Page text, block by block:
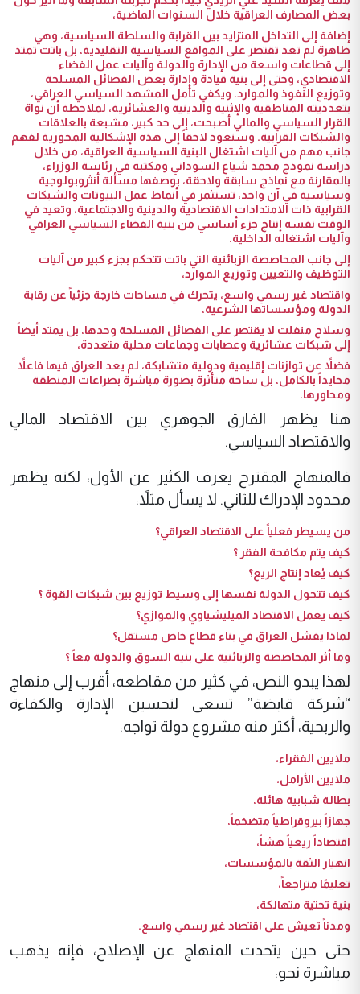
بعض المصارف العراقية خلال السنوات الماضية،
إضافة إلى التداخل المتزايد بين القرابة والسلطة السياسية، وهي
ظاهرة لم تعد تقتصر على المواقع السياسية التقليدية، بل باتت تمتد
إلى قطاعات واسعة من الإدارة والدولة وآليات عمل الفضاء
الاقتصادي، وحتى إلى بنية قيادة وإدارة بعض الفصائل المسلحة
وتوزيع النفوذ والموارد. ويكفي تأمل المشهد السياسي العراقي،
بتعدديته المناطقية والإثنية والدينية والعشائرية، لملاحظة أن نواة
القرار السياسي والمالي أصبحت، إلى حد كبير، مشبعة بالعلاقات
والشبكات القرابية. وسنعود لاحقاً إلى هذه الإشكالية المحورية لفهم
جانب مهم من آليات اشتغال البنية السياسية العراقية، من خلال
دراسة نموذج محمد شياع السوداني ومكتبه في رئاسة الوزراء،
بالمقارنة مع نماذج سابقة ولاحقة، بوصفها مسألة أنثروبولوجية
وسياسية في آن واحد، تستثمر في أنماط عمل البيوتات والشبكات
القرابية ذات الامتدادات الاقتصادية والدينية والاجتماعية، وتعيد في
الوقت نفسه إنتاج جزء أساسي من بنية الفضاء السياسي العراقي
وآليات اشتغاله الداخلية.
إلى جانب المحاصصة الزبائنية التي باتت تتحكم بجزء كبير من آليات
التوظيف والتعيين وتوزيع الموارد،
واقتصاد غير رسمي واسع، يتحرك في مساحات خارجة جزئياً عن رقابة
الدولة ومؤسساتها الشرعية،
وسلاح منفلت لا يقتصر على الفصائل المسلحة وحدها، بل يمتد أيضاً
إلى شبكات عشائرية وعصابات وجماعات محلية متعددة،
فضلاً عن توازنات إقليمية ودولية متشابكة، لم يعد العراق فيها فاعلاً
محايداً بالكامل، بل ساحة متأثرة بصورة مباشرة بصراعات المنطقة
ومحاورها.
هنا يظهر الفارق الجوهري بين الاقتصاد المالي
والاقتصاد السياسي.
فالمنهاج المقترح يعرف الكثير عن الأول، لكنه يظهر
محدود الإدراك للثاني. لا يسأل مثلاً:
من يسيطر فعلياً على الاقتصاد العراقي؟
كيف يتم مكافحة الفقر ؟
كيف يُعاد إنتاج الريع؟
كيف تتحول الدولة نفسها إلى وسيط توزيع بين شبكات القوة ؟
كيف يعمل الاقتصاد الميليشياوي والموازي؟
لماذا يفشل العراق في بناء قطاع خاص مستقل؟
وما أثر المحاصصة والزبائنية على بنية السوق والدولة معاً ؟
لهذا يبدو النص، في كثير من مقاطعه، أقرب إلى منهاج
“شركة قابضة” تسعى لتحسين الإدارة والكفاءة
والربحية، أكثر منه مشروع دولة تواجه:
ملايين الفقراء،
ملايين الأرامل،
بطالة شبابية هائلة،
جهازاً بيروقراطياً متضخماً،
اقتصاداً ريعياً هشاً،
انهيار الثقة بالمؤسسات،
تعليمًا متراجعاً،
بنية تحتية متهالكة،
ومدناً تعيش على اقتصاد غير رسمي واسع.
حتى حين يتحدث المنهاج عن الإصلاح، فإنه يذهب
مباشرة نحو: